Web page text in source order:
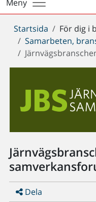
Meny
Du
är
här:
Startsida
För dig i
Samarbeten,
Dela